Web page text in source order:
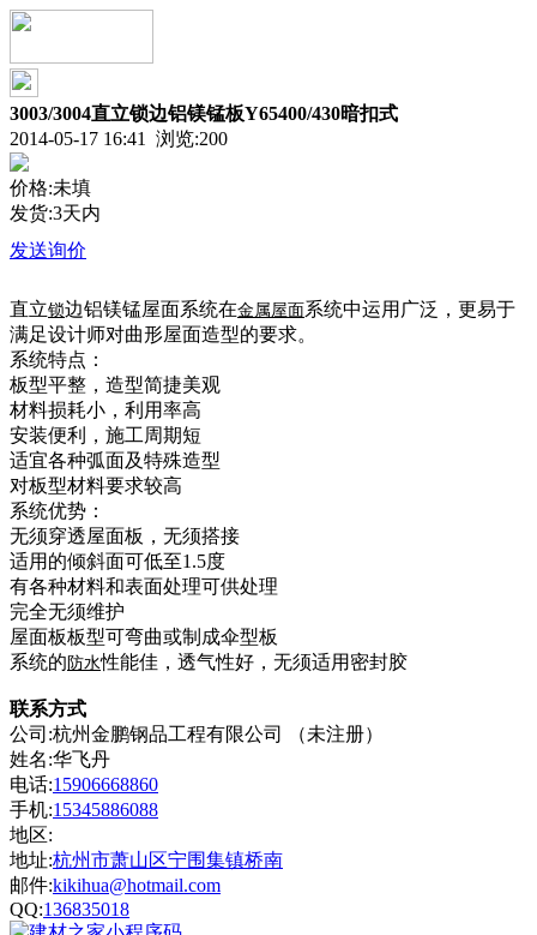
3003/3004直立锁边铝镁锰板Y65400/430暗扣式
2014-05-17 16:41 浏览:200
价格:未填
发货:3天内
发送询价
直立锁边铝镁锰屋面系统在金属屋面系统中运用广泛，更易于
满足设计师对曲形屋面造型的要求。
系统特点：
板型平整，造型简捷美观
材料损耗小，利用率高
安装便利，施工周期短
适宜各种弧面及特殊造型
对板型材料要求较高
系统优势：
无须穿透屋面板，无须搭接
适用的倾斜面可低至1.5度
有各种材料和表面处理可供处理
完全无须维护
屋面板板型可弯曲或制成伞型板
系统的 防水性能佳，透气性好，无须适用密封胶
联系方式
公司:杭州金鹏钢品工程有限公司 （未注册）
姓名:华飞丹
电话:15906668860
手机:15345886088
地区:
地址:杭州市萧山区宁围集镇桥南
邮件:kikihua@hotmail.com
QQ:136835018